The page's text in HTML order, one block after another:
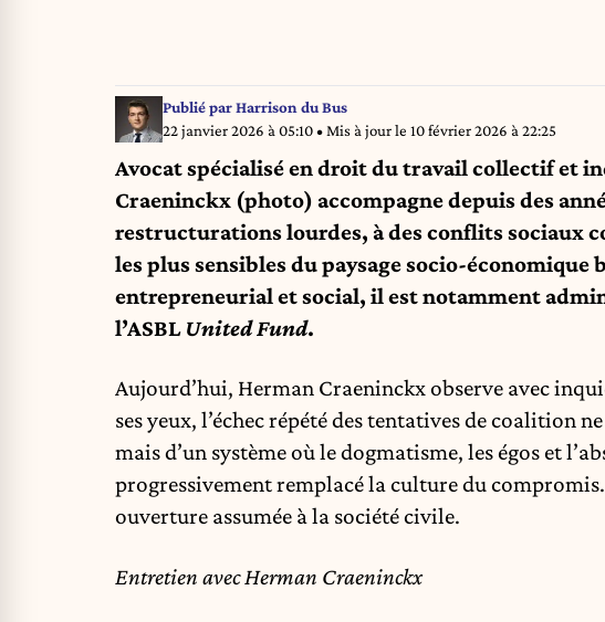
Publié parHarrison du Bus
22 janvier 2026 à 05:10• Mis à jour le 10 février 2026 à 22:25
Avocat spécialisé en droit du travail collectif et
Craeninckx (photo) accompagne depuis des
restructurations lourdes, à des conflits sociaux
les plus sensibles du paysage socio-économique
entrepreneurial et social, il est notamment
l’ASBL United Fund.
Aujourd’hui, Herman Craeninckx observe avec
ses yeux, l’échec répété des tentatives de coalition
mais d’un système où le dogmatisme, les égos et
progressivement remplacé la culture du
ouverture assumée à la société civile.
Entretien avec Herman Craeninckx